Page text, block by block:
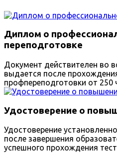
Диплом о
переподготовке
Документ действителен во
выдается после
профпереподготовки от 250
Удостоверение о
Удостоверение
после завершения
успешного прохождения